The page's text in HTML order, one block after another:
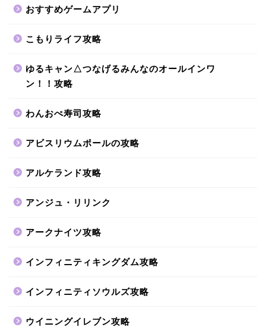
おすすめゲームアプリ
こもりライフ攻略
ゆるキャン△つなげるみんなのオールインワ
ン！！攻略
わんおぺ寿司攻略
アビスリウムポールの攻略
アルケランド攻略
アンジュ・リリンク
アークナイツ攻略
インフィニティキングダム攻略
インフィニティソウルズ攻略
ウイニングイレブン攻略